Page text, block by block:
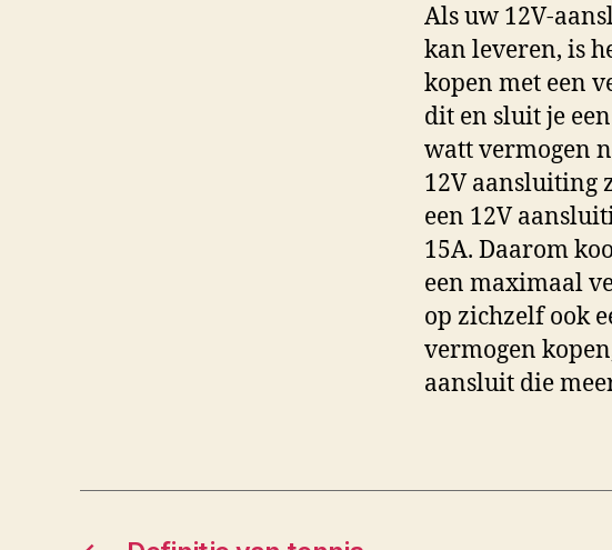
Als uw 12V-
kan leveren, is
kopen met een
dit en sluit je
watt vermogen
12V aansluiting
een 12V
15A. Daarom
een maximaal
op zichzelf ook
vermogen
aansluit die